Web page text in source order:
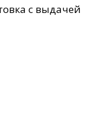
с выдачей